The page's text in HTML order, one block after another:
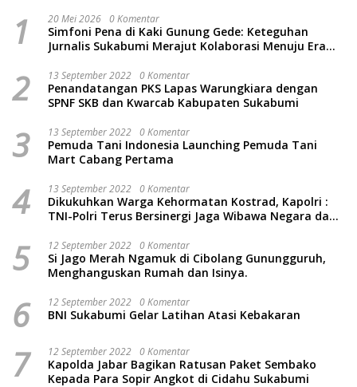
1 20 Mei 2026 0 Komentar
Simfoni Pena di Kaki Gunung Gede: Keteguhan
Jurnalis Sukabumi Merajut Kolaborasi Menuju Era
2 13 September 2022 0 Komentar
Penandatangan PKS Lapas Warungkiara dengan
SPNF SKB dan Kwarcab Kabupaten Sukabumi
3 13 September 2022 0 Komentar
Pemuda Tani Indonesia Launching Pemuda Tani
Mart Cabang Pertama
4 13 September 2022 0 Komentar
Dikukuhkan Warga Kehormatan Kostrad, Kapolri :
TNI-Polri Terus Bersinergi Jaga Wibawa Negara dan
5 12 September 2022 0 Komentar
Si Jago Merah Ngamuk di Cibolang Gunungguruh,
Menghanguskan Rumah dan Isinya.
6 12 September 2022 0 Komentar
BNI Sukabumi Gelar Latihan Atasi Kebakaran
7 12 September 2022 0 Komentar
Kapolda Jabar Bagikan Ratusan Paket Sembako
Kepada Para Sopir Angkot di Cidahu Sukabumi